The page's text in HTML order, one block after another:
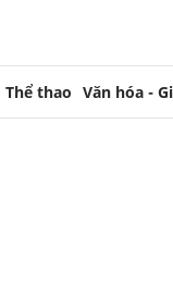
Thể thao Văn hóa -